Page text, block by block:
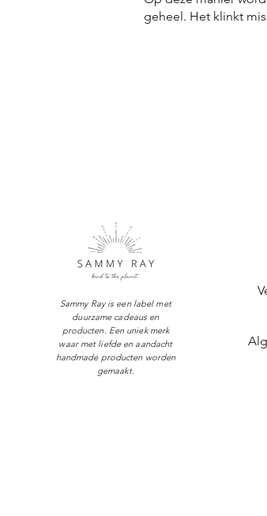
geheel. Het klinkt
Sammy Ray is een label met
duurzame cadeaus en
producten. Een uniek merk
waar met liefde en aandacht
handmade producten worden
gemaakt.